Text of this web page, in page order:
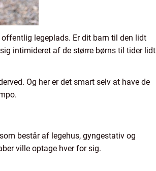
legeplads. Er dit barn til den lidt
intimideret af de større børns til tider lidt
Og her er det smart selv at have de
består af legehus, gyngestativ og
ville optage hver for sig.